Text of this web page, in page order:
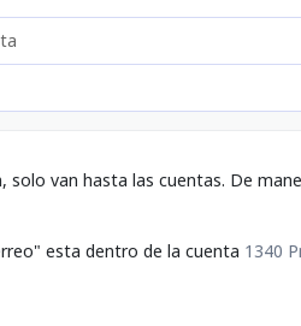
van hasta las cuentas. De
esta dentro de la cuenta 1340